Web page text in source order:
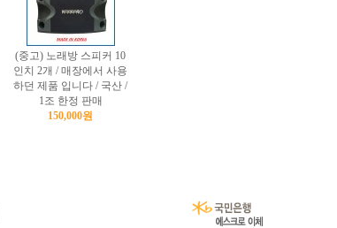
(중고) 노래방 스피커 10
인치 2개 / 매장에서 사용
하던 제품 입니다 / 국산 /
1조 한정 판매
150,000원